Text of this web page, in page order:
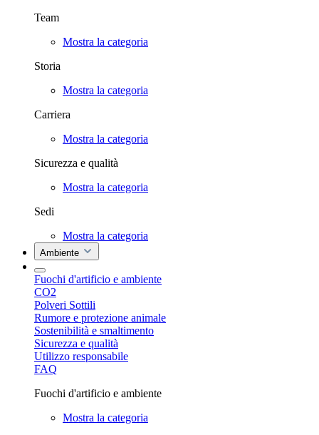
Team
Mostra la categoria
Storia
Mostra la categoria
Carriera
Mostra la categoria
Sicurezza e qualità
Mostra la categoria
Sedi
Mostra la categoria
Ambiente
Fuochi d'artificio e ambiente
CO2
Polveri Sottili
Rumore e protezione animale
Sostenibilità e smaltimento
Sicurezza e qualità
Utilizzo responsabile
FAQ
Fuochi d'artificio e ambiente
Mostra la categoria